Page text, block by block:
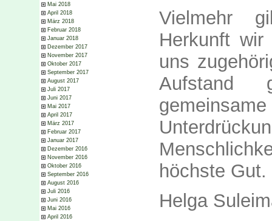
Mai 2018
April 2018
März 2018
Februar 2018
Januar 2018
Dezember 2017
November 2017
Oktober 2017
September 2017
August 2017
Juli 2017
Juni 2017
Mai 2017
April 2017
März 2017
Februar 2017
Januar 2017
Dezember 2016
November 2016
Oktober 2016
September 2016
August 2016
Juli 2016
Juni 2016
Mai 2016
April 2016
Vielmehr
Herkunft
uns
Aufstand
höchste Gut.
​Helga